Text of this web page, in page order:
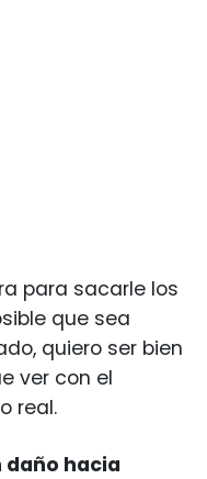
para sacarle los
que sea
quiero ser bien
ver con el
real.
daño hacia